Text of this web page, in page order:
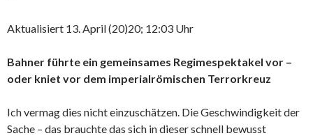
Aktualisiert 13. April (20)20; 12:03 Uhr
Bahner führte ein gemeinsames Regimespektakel vor –
oder kniet vor dem imperialrömischen Terrorkreuz
Ich vermag dies nicht einzuschätzen. Die Geschwindigkeit der
Sache – das brauchte das sich in dieser schnell bewusst